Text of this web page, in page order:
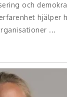
och
hjälper
...